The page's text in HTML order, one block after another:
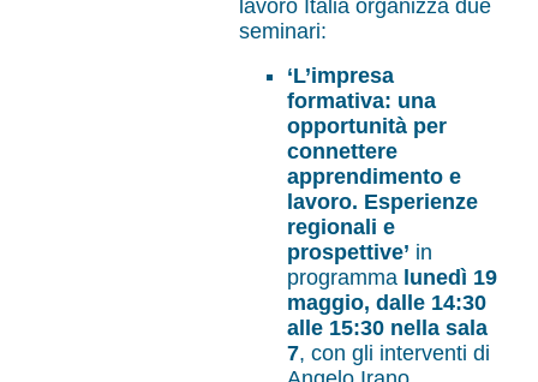
lavoro Italia organizza due
seminari:
‘L’impresa
formativa: una
opportunità per
connettere
apprendimento e
lavoro. Esperienze
regionali e
prospettive’ in
programma lunedì 19
maggio, dalle 14:30
alle 15:30 nella sala
7, con gli interventi di